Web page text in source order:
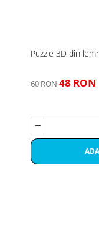
Puzzle 3D din
60 RON48 RON